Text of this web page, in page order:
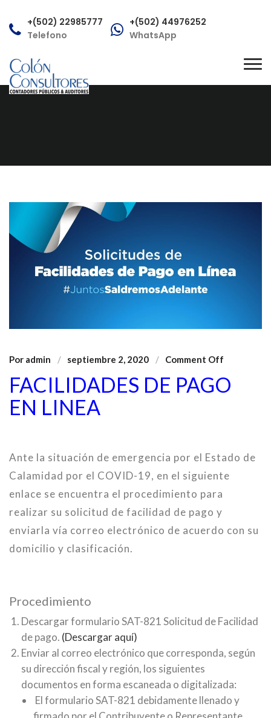
+(502) 22985777
Telefono
+(502) 44976252
WhatsApp
Correo
Por admin septiembre 2, 2020 Comment Off
FACILIDADES DE PAGO
EN LINEA
Ante la situación de emergencia por el Estado de
Calamidad por el COVID-19, en el siguiente
enlace se encuentra el procedimiento para
realizar su solicitud de facilidad de pago y
enviarla vía correo electrónico de acuerdo con su
domicilio y clasificación.
Procedimiento
Descargar formulario SAT-821 Solicitud de Facilidad
de pago. (Descargar aquí)
Enviar al correo electrónico que corresponda, según
su dirección fiscal y región, los siguientes
documentos en forma escaneada o digitalizada:
El formulario SAT-821 debidamente llenado y